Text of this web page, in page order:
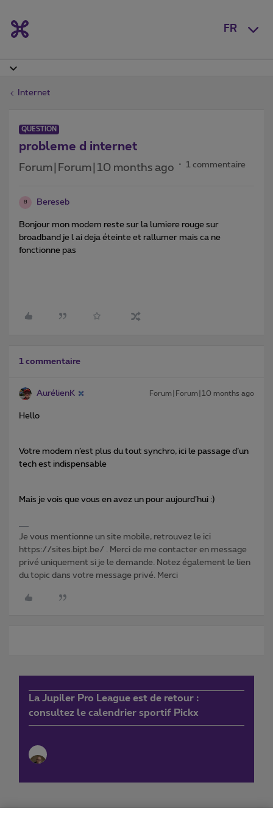
FR
Internet
QUESTION
probleme d internet
Forum|Forum|10 months ago 1 commentaire
B Bereseb
Bonjour mon modem reste sur la lumiere rouge sur
broadband je l ai deja éteinte et rallumer mais ca ne
fonctionne pas
1 commentaire
AurélienK Forum|Forum|10 months ago
Hello
Votre modem n’est plus du tout synchro, ici le passage d’un
tech est indispensable
Mais je vois que vous en avez un pour aujourd’hui :)
Je vous mentionne un site mobile, retrouvez le ici
https://sites.bipt.be/ . Merci de me contacter en message
privé uniquement si je le demande. Notez également le lien
du topic dans votre message privé. Merci
La Jupiler Pro League est de retour :
consultez le calendrier sportif Pickx